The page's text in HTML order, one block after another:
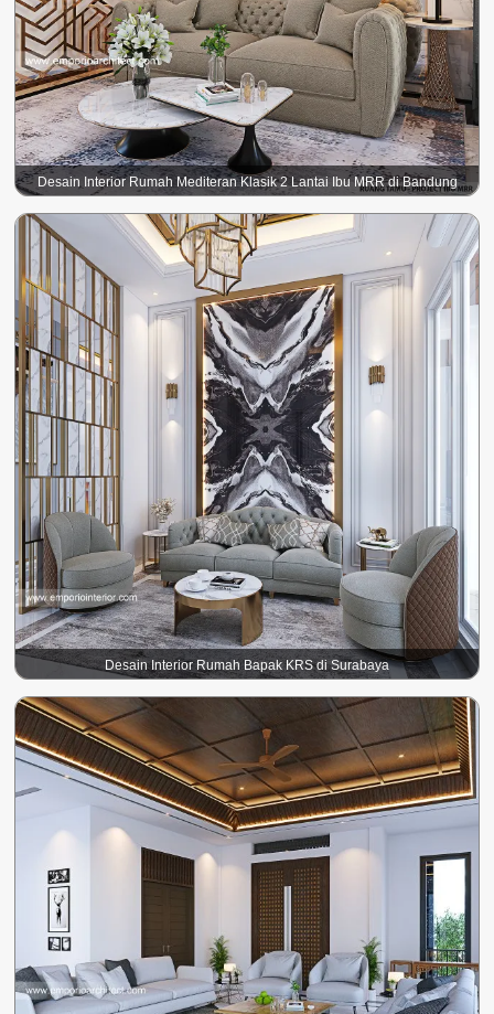
Desain Interior Rumah Mediteran Klasik 2 Lantai Ibu MRR di Bandung
Desain Interior Rumah Bapak KRS di Surabaya